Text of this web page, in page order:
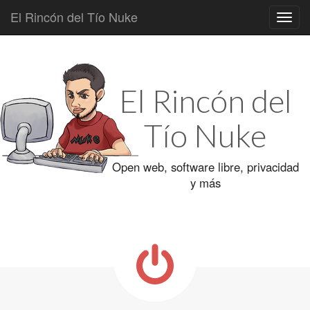
El Rincón del Tío Nuke
El Rincón del
Tío Nuke
Open web, software libre, privacidad
y más